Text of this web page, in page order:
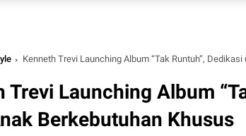
Kenneth Trevi Launching Album “Tak Runtuh”,
Trevi Launching Album
Berkebutuhan Khusus